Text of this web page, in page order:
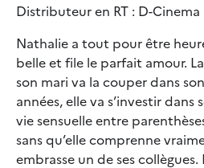
Distributeur en RT : D-Cinema
Nathalie a tout pour être
belle et file le parfait amour.
son mari va la couper dans
années, elle va s’investir
vie sensuelle entre
sans qu’elle comprenne
embrasse un de ses